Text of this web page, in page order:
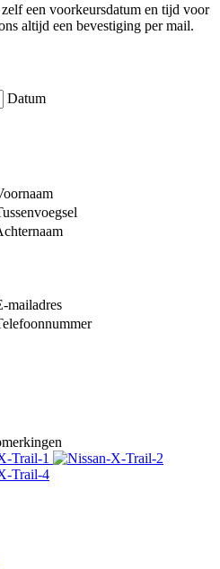
een voorkeursdatum en tijd voor
altijd een bevestiging per mail.
Datum
mailadres